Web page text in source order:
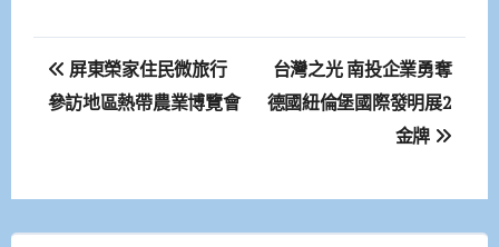
文
章
覽
屏東榮家住民微旅行
參訪地區熱帶農業博覽會
台灣之光 南投企業勇奪
德國紐倫堡國際發明展2
金牌